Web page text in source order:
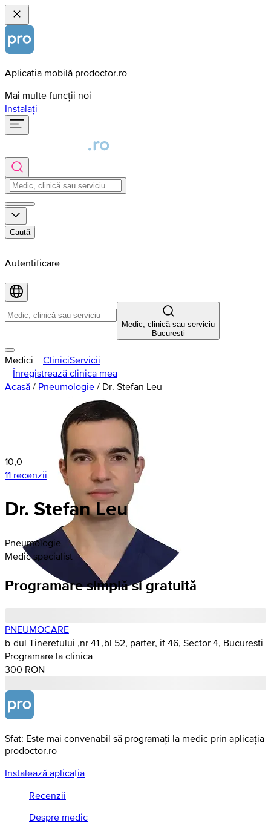
Aplicația mobilă prodoctor.ro
Mai multe funcții noi
Instalați
Caută
Autentificare
Medic, clinică sau serviciu
Bucuresti
Medici CliniciServicii
Înregistrează clinica mea
Acasă / Pneumologie / Dr. Stefan Leu
10,0
11 recenzii
Dr. Stefan Leu
Pneumologie
Medic specialist
Programare simplă si gratuită
PNEUMOCARE
b-dul Tineretului ,nr 41 ,bl 52, parter, if 46, Sector 4, Bucuresti
Programare la clinica
300 RON
Sfat: Este mai convenabil să programați la medic prin aplicația
prodoctor.ro
Instalează aplicația
Recenzii
Despre medic